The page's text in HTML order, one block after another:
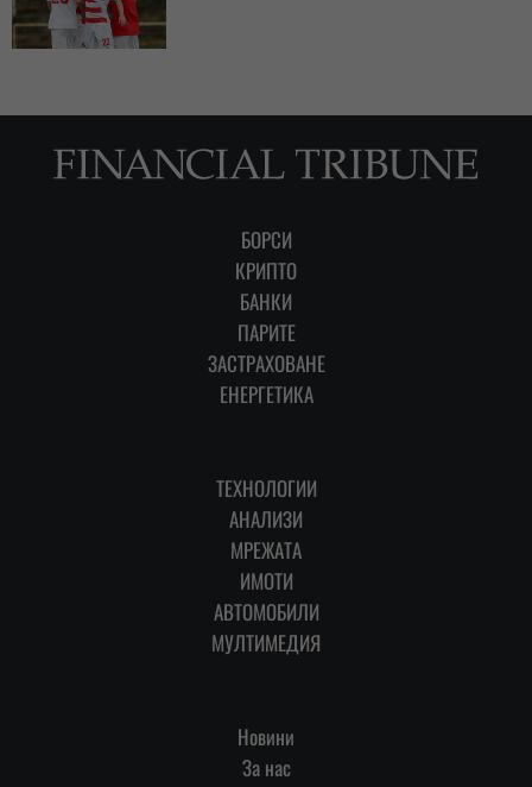
БОРСИ
КРИПТО
БАНКИ
ПАРИТЕ
ЗАСТРАХОВАНЕ
ЕНЕРГЕТИКА
ТЕХНОЛОГИИ
АНАЛИЗИ
МРЕЖАТА
ИМОТИ
АВТОМОБИЛИ
МУЛТИМЕДИЯ
Новини
За нас